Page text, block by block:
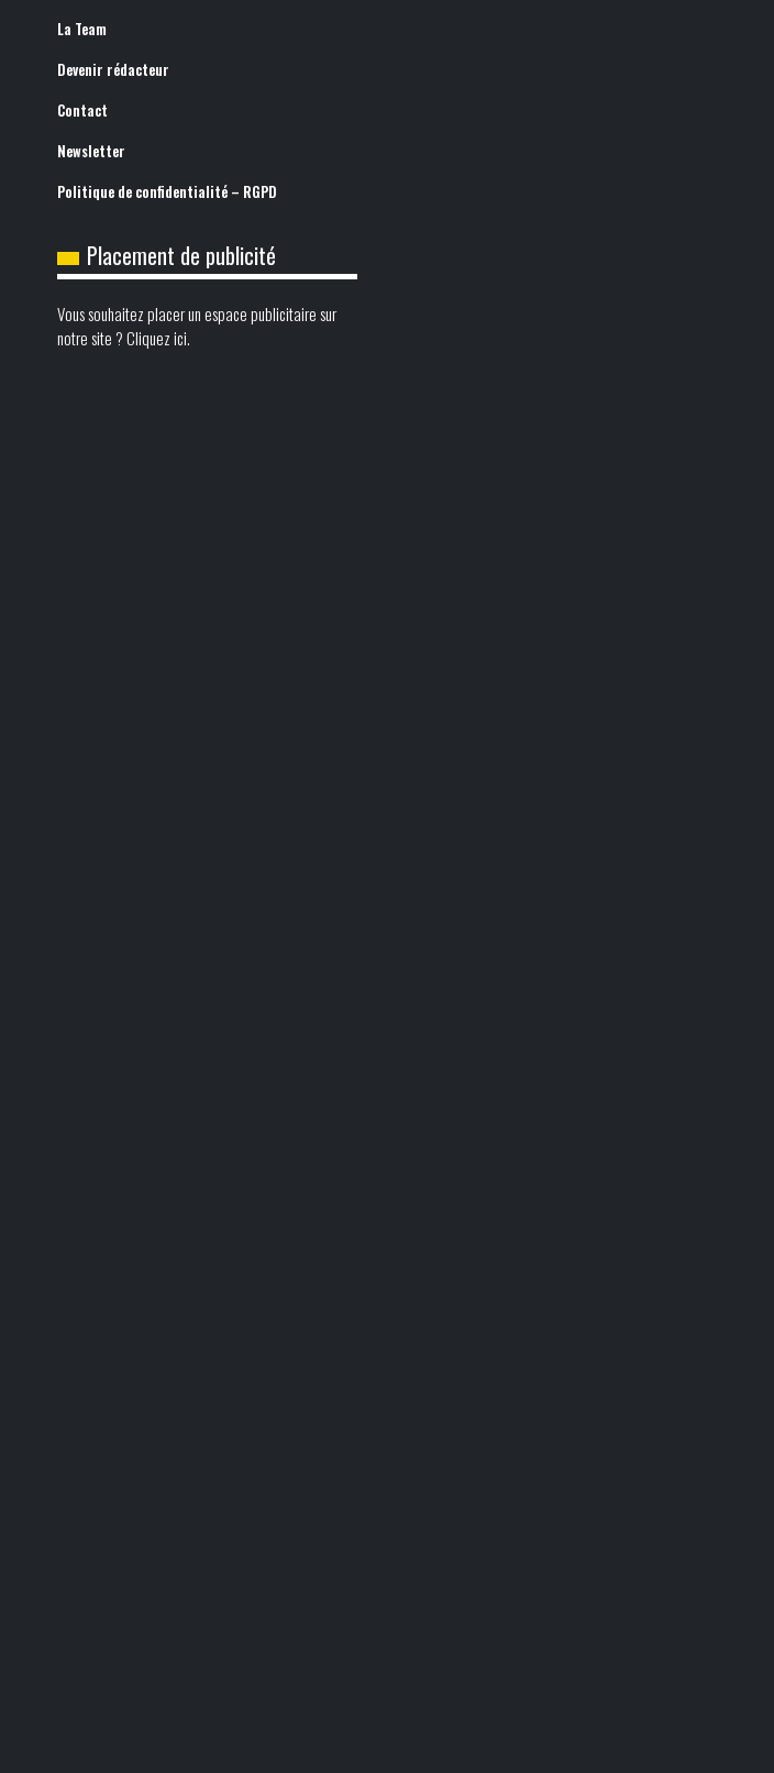
La Team
Devenir rédacteur
Contact
Newsletter
Politique de confidentialité – RGPD
Placement de publicité
Vous souhaitez placer un espace publicitaire sur
notre site ? Cliquez ici.